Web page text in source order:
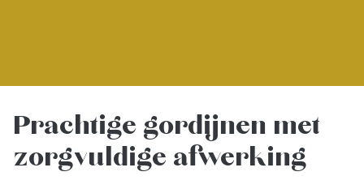
Prachtige gordijnen met
zorgvuldige afwerking